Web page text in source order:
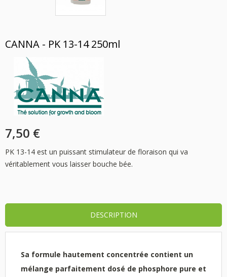
CANNA - PK 13-14 250ml
7,50 €
PK 13-14 est un puissant stimulateur de floraison qui va
véritablement vous laisser bouche bée.
DESCRIPTION
Sa formule hautement concentrée contient un
mélange parfaitement dosé de phosphore pure et